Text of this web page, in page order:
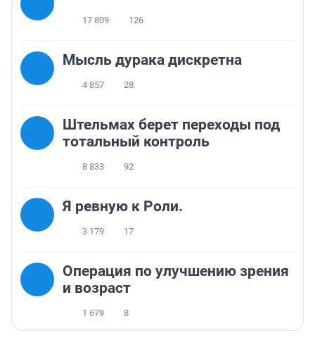
17 809 126
Мысль дурака дискретна
4 857 28
Штельмах берет переходы под
тотальный контроль
8 833 92
Я ревную к Роли.
3 179 17
Операция по улучшению зрения
и возраст
1 679 8